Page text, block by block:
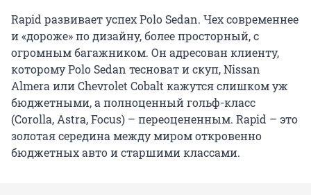
Rapid развивает успех Polo Sedan. Чех современнее
и «дороже» по дизайну, более просторный, с
огромным багажником. Он адресован клиенту,
которому Polo Sedan тесноват и скуп, Nissan
Almera или Chevrolet Cobalt кажутся слишком уж
бюджетными, а полноценный гольф-класс
(Corolla, Astra, Focus) – переоцененным. Rapid – это
золотая середина между миром откровенно
бюджетных авто и старшими классами.